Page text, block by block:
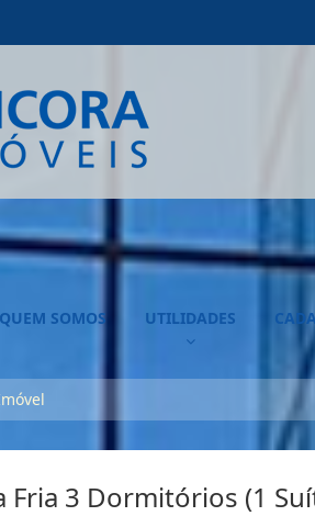
QUEM SOMOS UTILIDADES
Fria 3 Dormitórios (1